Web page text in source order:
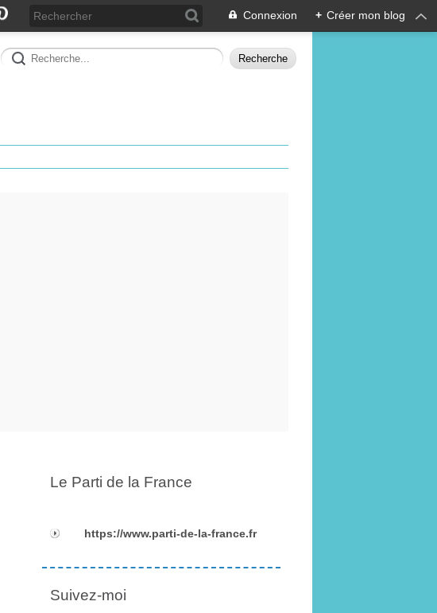
Connexion + Créer mon blog
Le Parti de la France
https://www.parti-de-la-france.fr
Suivez-moi